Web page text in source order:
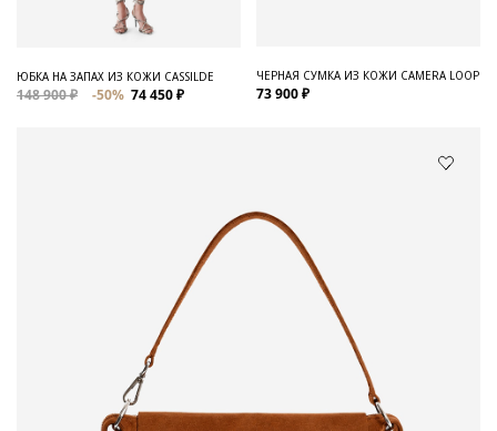
ЮБКА НА ЗАПАХ ИЗ КОЖИ CASSILDE
148 900 ₽ -50% 74 450 ₽
ЧЕРНАЯ СУМКА ИЗ КОЖИ CAMERA LOOP
73 900 ₽